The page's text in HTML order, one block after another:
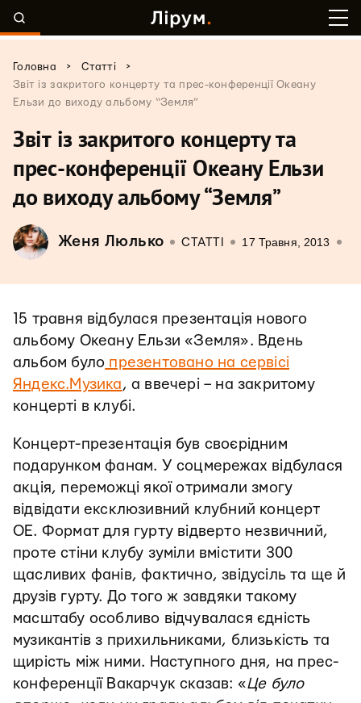
Головна > Статті
>
Звіт із закритого концерту та прес-конференції Океану
Ельзи до виходу альбому “Земля”
Звіт із закритого концерту та
прес-конференції Океану Ельзи
до виходу альбому “Земля”
Женя Люлько СТАТТІ 17 Травня, 2013
15 травня відбулася презентація нового
альбому Океану Ельзи «Земля». Вдень
альбом було презентовано на сервісі
Яндекс.Музика, а ввечері – на закритому
концерті в клубі.
Концерт-презентація був своєрідним
подарунком фанам. У соцмережах відбулася
акція, переможці якої отримали змогу
відвідати ексклюзивний клубний концерт
ОЕ. Формат для гурту відверто незвичний,
проте стіни клубу зуміли вмістити 300
щасливих фанів, фактично, звідусіль та ще й
друзів гурту. До того ж завдяки такому
масштабу особливо відчувалася єдність
музикантів з прихильниками, близькість та
щирість між ними. Наступного дня, на прес-
конференції Вакарчук сказав: «Це було